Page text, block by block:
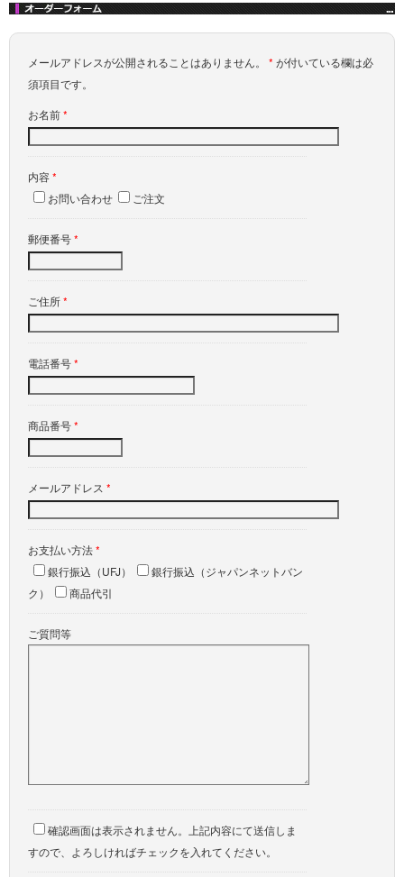
メールアドレスが公開されることはありません。 * が付いている欄は必
須項目です。
お名前*
内容*
お問い合わせ
ご注文
郵便番号*
ご住所*
電話番号*
商品番号*
メールアドレス *
お支払い方法*
銀行振込（UFJ）
銀行振込（ジャパンネットバン
ク）
商品代引
ご質問等
確認画面は表示されません。上記内容にて送信しま
すので、よろしければチェックを入れてください。